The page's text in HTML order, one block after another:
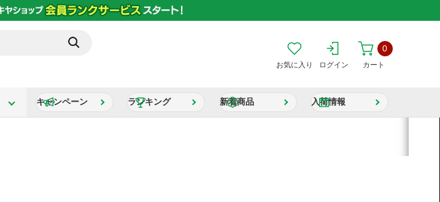
お気に入り ログイン カート
0
キャンペーン ランキング 新着商品 入荷情報